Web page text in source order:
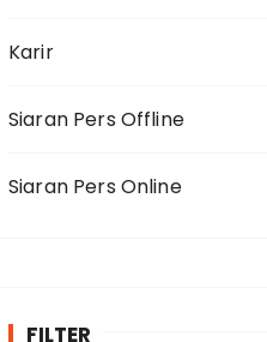
Karir
Siaran Pers Offline
Siaran Pers Online
FILTER